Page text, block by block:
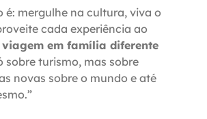
é: mergulhe na cultura, viva o
cada experiência ao
viagem em família diferente
sobre turismo, mas sobre
novas sobre o mundo e até